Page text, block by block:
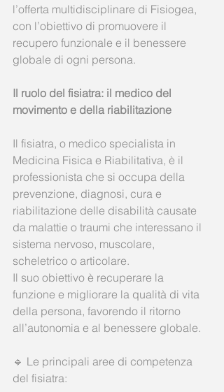
l’offerta multidisciplinare di Fisiogea,
con l’obiettivo di promuovere il
recupero funzionale e il benessere
globale di ogni persona.
Il ruolo del fisiatra: il medico del
movimento e della riabilitazione
Il fisiatra, o medico specialista in
Medicina Fisica e Riabilitativa, è il
professionista che si occupa della
prevenzione, diagnosi, cura e
riabilitazione delle disabilità causate
da malattie o traumi che interessano il
sistema nervoso, muscolare,
scheletrico o articolare.
Il suo obiettivo è recuperare la
funzione e migliorare la qualità di vita
della persona, favorendo il ritorno
all’autonomia e al benessere globale.
🔹 Le principali aree di competenza
del fisiatra: